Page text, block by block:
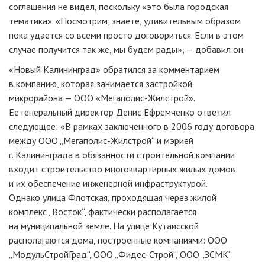
соглашения не видел, поскольку «это была городская
тематика». «Посмотрим, знаете, удивительным образом
пока удается со всеми просто договориться. Если в этом
случае получится так же, мы будем рады», — добавил он.
«Новый Калининград» обратился за комментарием
в компанию, которая занимается застройкой
микрорайона — ООО «Мегаполис-Жилстрой».
Ее генеральный директор Денис Ефремченко ответил
следующее: «В рамках заключенного в 2006 году договора
между ООО „Мегаполис-Жилстрой“ и мэрией
г. Калининграда в обязанности строительной компании
входит строительство многоквартирных жилых домов
и их обеспечение инженерной инфраструктурой.
Однако улица Флотская, проходящая через жилой
комплекс „Восток“, фактически располагается
на муниципальной земле. На улице Кутаисской
располагаются дома, построенные компаниями: ООО
„МодульСтройГрад“, ООО „Фидес-Строй“, ООО „ЗСМК“